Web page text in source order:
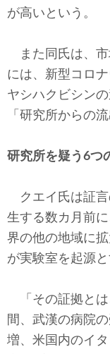
が高いという。
また同氏は、市
には、新型コロ
ヤシハクビシン
「研究所からの
研究所を疑う6つ
クエイ氏は証言
生する数カ月前
界の他の地域に
が実験室を起源
「その証拠とは
間、武漢の病院
増、米国内のイ